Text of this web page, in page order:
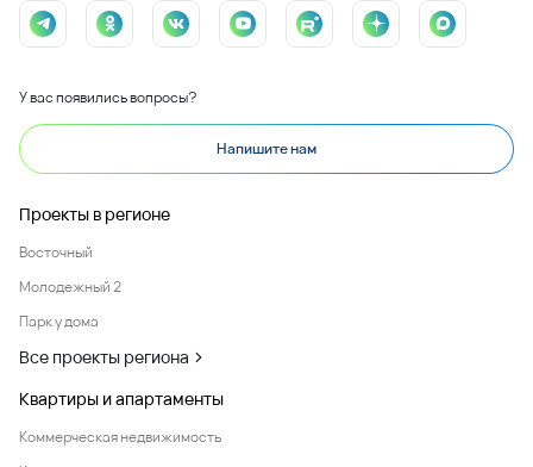
У вас появились вопросы?
Напишите нам
Проекты в регионе
Восточный
Молодежный 2
Парк у дома
Все проекты региона
Квартиры и апартаменты
Коммерческая недвижимость